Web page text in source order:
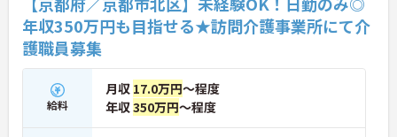
年収350万円も目指せる★訪問介護事業所にて介
護職員募集
給料
月収 17.0万円～程度
年収350万円～程度